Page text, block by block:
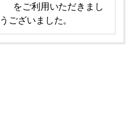
をご利用いただきまし
ございました。